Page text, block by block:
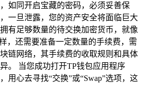
如同开启宝藏的密码，必须妥善保
一旦泄露，您的资产安全将面临巨大
有足够数量的待交换加密货币，就像
，还需要准备一定数量的手续费，需
链网络，其手续费的收取规则和具体
。 当您成功打开TP钱包应用程序
用心去寻找“交换”或“Swap”选项，这